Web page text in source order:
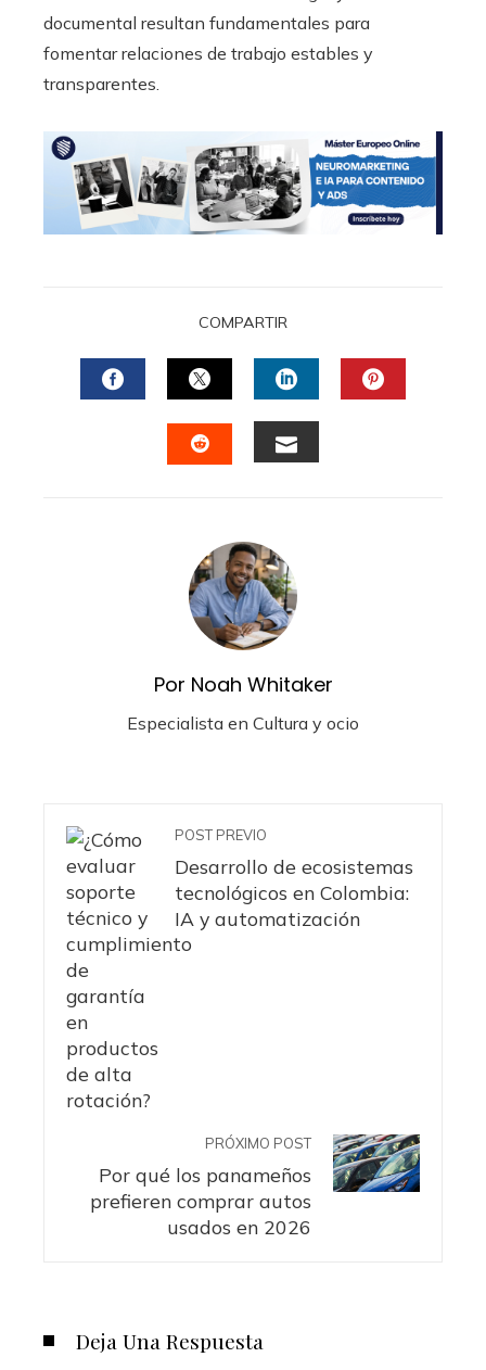
documental resultan fundamentales para
fomentar relaciones de trabajo estables y
transparentes.
COMPARTIR
FACEBOOKTWITTERLINKEDIN
Por Noah Whitaker
Especialista en Cultura y ocio
POST PREVIO
Desarrollo de ecosistemas
tecnológicos en Colombia:
IA y automatización
PRÓXIMO POST
Por qué los panameños
prefieren comprar autos
usados en 2026
Deja Una Respuesta